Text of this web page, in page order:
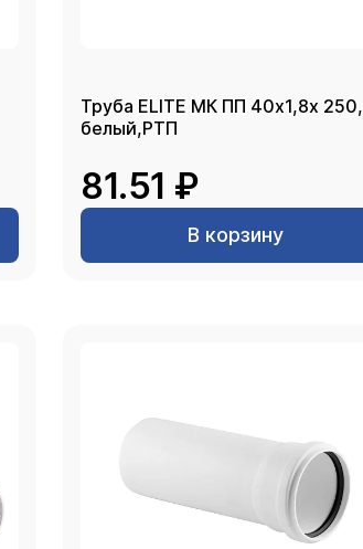
Труба ELITE МК ПП 40х1,8х 250,
белый,РТП
81.51 ₽
В корзину